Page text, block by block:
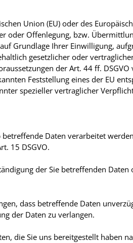
Union (EU) oder des
oder Offenlegung, bzw.
Grundlage Ihrer Einwilligung,
gesetzlicher oder
der Art. 44 ff.
Feststellung eines der EU
spezieller vertraglicher
Daten verarbeitet
15 DSGVO.
der Sie betreffenden
dass betreffende Daten
der Daten zu verlangen.
die Sie uns bereitgestellt haben